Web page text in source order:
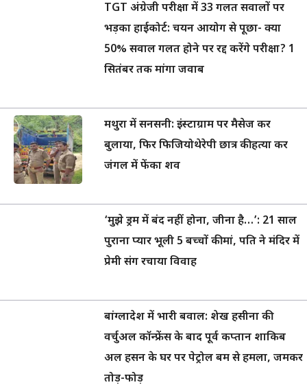
TGT अंग्रेजी परीक्षा में 33 गलत सवालों पर
भड़का हाईकोर्ट: चयन आयोग से पूछा- क्या
50% सवाल गलत होने पर रद्द करेंगे परीक्षा? 1
सितंबर तक मांगा जवाब
मथुरा में सनसनी: इंस्टाग्राम पर मैसेज कर
बुलाया, फिर फिजियोथेरेपी छात्र की हत्या कर
जंगल में फेंका शव
‘मुझे ड्रम में बंद नहीं होना, जीना है…’: 21 साल
पुराना प्यार भूली 5 बच्चों की मां, पति ने मंदिर में
प्रेमी संग रचाया विवाह
बांग्लादेश में भारी बवाल: शेख हसीना की
वर्चुअल कॉन्फ्रेंस के बाद पूर्व कप्तान शाकिब
अल हसन के घर पर पेट्रोल बम से हमला, जमकर
तोड़-फोड़